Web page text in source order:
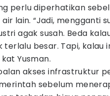
perlu diperhatikan
lain. “Jadi, mengganti
agak susah. Beda
terlalu besar. Tapi, kalau
Yusman.
akses infrastruktur
sebelum